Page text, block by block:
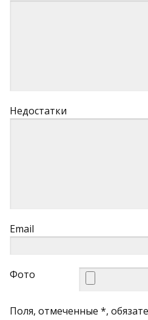
Недостатки
Email
Фото
Поля, отмеченные *,